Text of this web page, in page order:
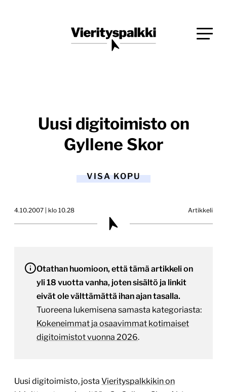
Vierityspalkki.fi
Uusi digitoimisto on
Gyllene Skor
VISA KOPU
4.10.2007 | klo 10.28 Artikkeli
Otathan huomioon, että tämä artikkeli on
yli 18 vuotta vanha, joten sisältö ja linkit
eivät ole välttämättä ihan ajan tasalla.
Tuoreena lukemisena samasta kategoriasta:
Kokeneimmat ja osaavimmat kotimaiset
digitoimistot vuonna 2026.
Uusi digitoimisto, josta Vierityspalkkikin on